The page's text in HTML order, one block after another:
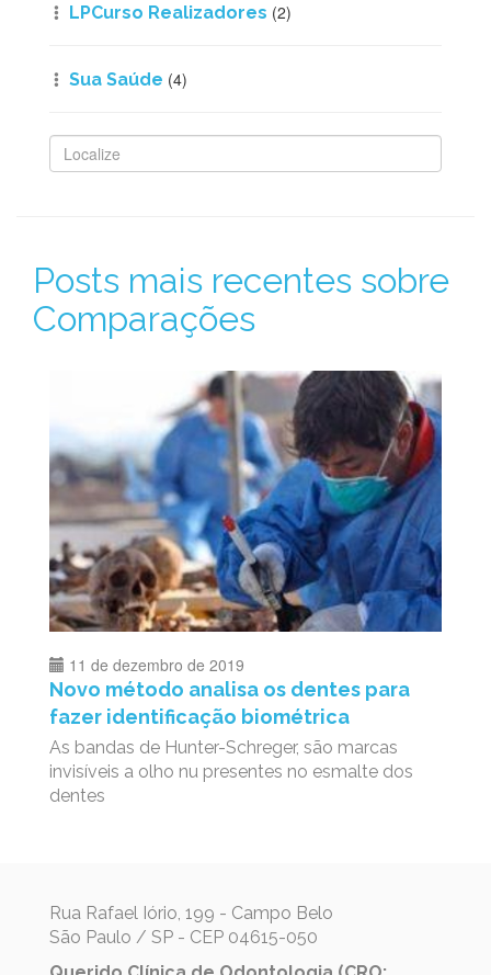
LPCurso Realizadores (2)
Sua Saúde (4)
Posts mais recentes sobre
Comparações
11 de dezembro de 2019
Novo método analisa os dentes para
fazer identificação biométrica
As bandas de Hunter-Schreger, são marcas
invisíveis a olho nu presentes no esmalte dos
dentes
Rua Rafael Iório, 199 - Campo Belo
São Paulo / SP - CEP 04615-050